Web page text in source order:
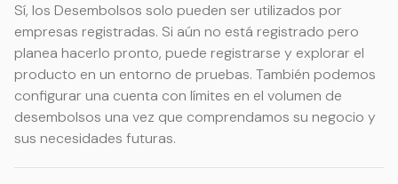
Sí, los Desembolsos solo pueden ser utilizados por
empresas registradas. Si aún no está registrado pero
planea hacerlo pronto, puede registrarse y explorar el
producto en un entorno de pruebas. También podemos
configurar una cuenta con límites en el volumen de
desembolsos una vez que comprendamos su negocio y
sus necesidades futuras.